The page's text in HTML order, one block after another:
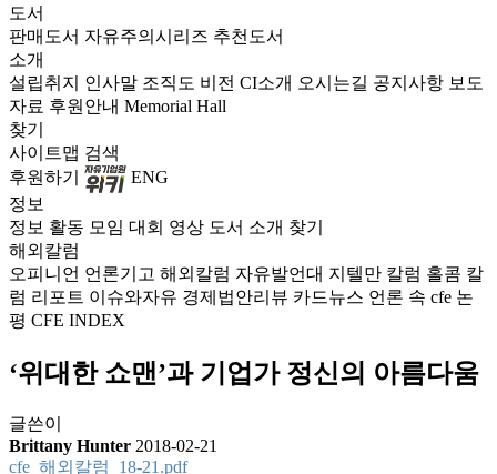
도서
판매도서 자유주의시리즈 추천도서
소개
설립취지 인사말 조직도 비전 CI소개 오시는길 공지사항 보도
자료 후원안내 Memorial Hall
찾기
사이트맵 검색
후원하기
ENG
정보
정보 활동 모임 대회 영상 도서 소개 찾기
해외칼럼
오피니언 언론기고 해외칼럼 자유발언대 지텔만 칼럼 홀콤 칼
럼 리포트 이슈와자유 경제법안리뷰 카드뉴스 언론 속 cfe 논
평 CFE INDEX
‘위대한 쇼맨’과 기업가 정신의 아름다움
글쓴이
Brittany Hunter 2018-02-21
cfe_해외칼럼_18-21.pdf